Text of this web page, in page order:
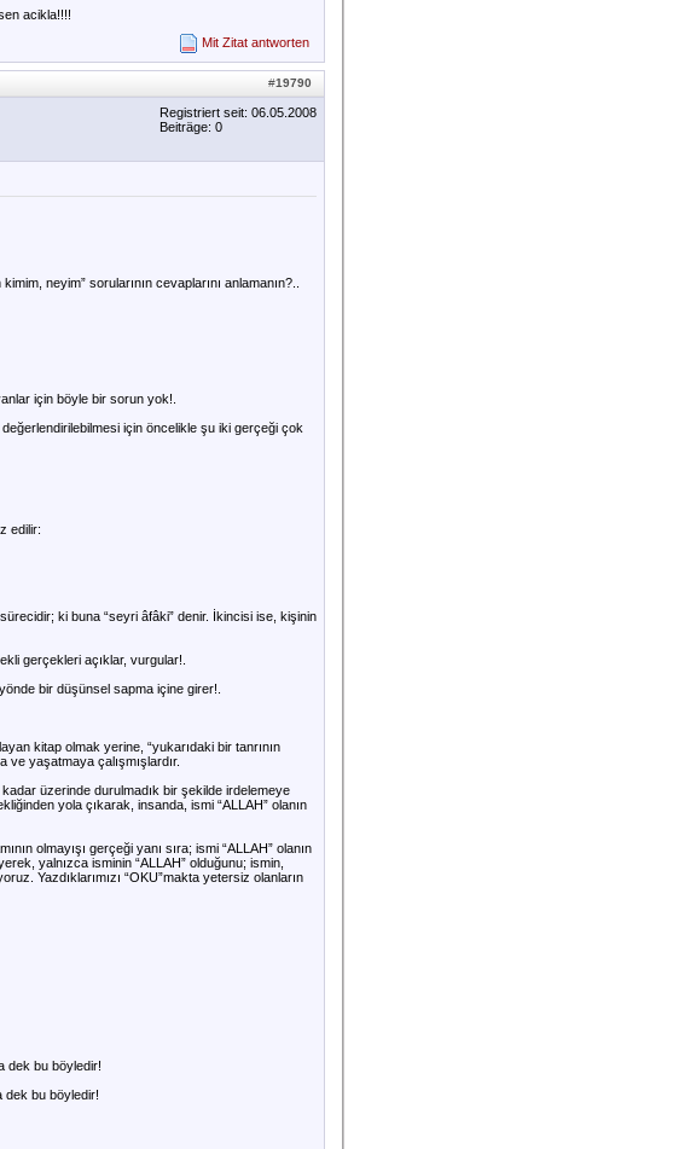
acikla!!!!
Mit Zitat antworten
#19790
Registriert seit: 06.05.2008
Beiträge: 0
neyim” sorularının cevaplarını anlamanın?..
için böyle bir sorun yok!.
değerlendirilebilmesi için öncelikle şu iki gerçeği çok
edilir:
ki buna “seyri âfâki” denir. İkincisi ise, kişinin
gerçekleri açıklar, vurgular!.
bir düşünsel sapma içine girer!.
kitap olmak yerine, “yukarıdaki bir tanrının
ve yaşatmaya çalışmışlardır.
kadar üzerinde durulmadık bir şekilde irdelemeye
yola çıkarak, insanda, ismi “ALLAH” olanın
olmayışı gerçeği yanı sıra; ismi “ALLAH” olanın
yalnızca isminin “ALLAH” olduğunu; ismin,
Yazdıklarımızı “OKU”makta yetersiz olanların
dek bu böyledir!
dek bu böyledir!